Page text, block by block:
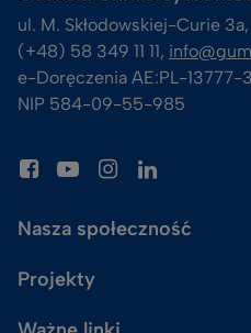
ul. M. Skłodowskiej-Curie
(+48) 58 349 11 11,
e-Doręczenia AE:PL-13777-
NIP 584-09-55-985
Nasza społeczność
Gazeta GUMed
Projekty